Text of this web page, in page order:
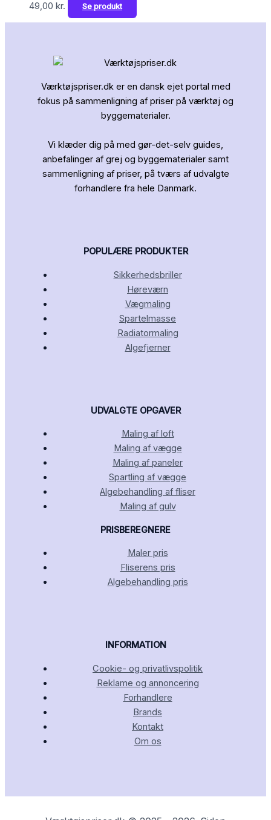
49,00 kr. Se produkt
Værktøjspriser.dk er en dansk ejet portal med
fokus på sammenligning af priser på værktøj og
byggematerialer.
Vi klæder dig på med gør-det-selv guides,
anbefalinger af grej og byggematerialer samt
sammenligning af priser, på tværs af udvalgte
forhandlere fra hele Danmark.
POPULÆRE PRODUKTER
Sikkerhedsbriller
Høreværn
Vægmaling
Spartelmasse
Radiatormaling
Algefjerner
UDVALGTE OPGAVER
Maling af loft
Maling af vægge
Maling af paneler
Spartling af vægge
Algebehandling af fliser
Maling af gulv
PRISBEREGNERE
Maler pris
Fliserens pris
Algebehandling pris
INFORMATION
Cookie- og privatlivspolitik
Reklame og annoncering
Forhandlere
Brands
Kontakt
Om os